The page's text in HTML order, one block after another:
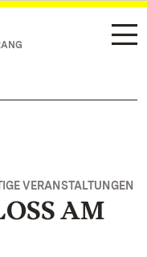
VERANSTALTUNGEN
AM